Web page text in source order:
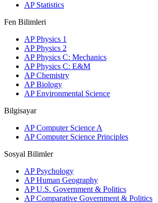
AP Statistics
Fen Bilimleri
AP Physics 1
AP Physics 2
AP Physics C: Mechanics
AP Physics C: E&M
AP Chemistry
AP Biology
AP Environmental Science
Bilgisayar
AP Computer Science A
AP Computer Science Principles
Sosyal Bilimler
AP Psychology
AP Human Geography
AP U.S. Government & Politics
AP Comparative Government & Politics